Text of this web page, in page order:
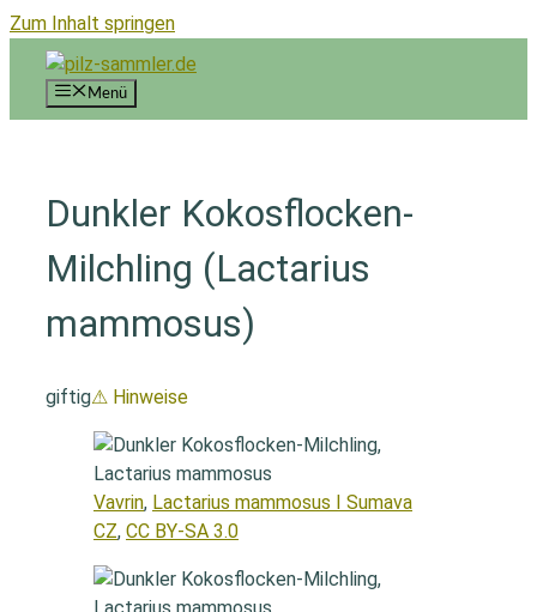
Zum Inhalt springen
Menü
Dunkler Kokosflocken-
Milchling (Lactarius
mammosus)
giftig⚠ Hinweise
Vavrin, Lactarius mammosus I Sumava
CZ, CC BY-SA 3.0